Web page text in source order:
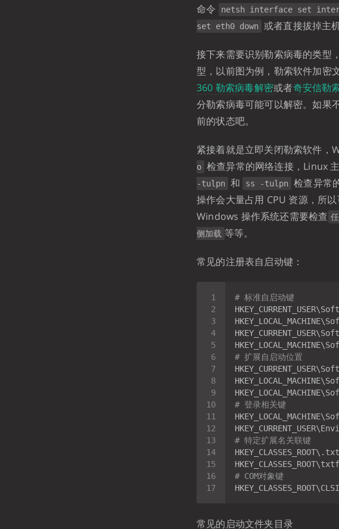
命令
netsh interface set
set eth0 down
或者直接拔掉主
接下来需要识别勒索病毒的类型
型，以前图为例，勒索软件加密
360 勒索病毒解密或者奇安信勒
分勒索病毒可能可以解密。如果
前的状态吧。
紧接着就是立即关闭勒索软件，
o 检查异常的网络连接，Linux
-tulpn
和 ss -tulpn
检查异常
操作会大量占用 CPU 资源，所
Windows 操作系统还需要检查
侧加载 等等。
常见的注册表自启动键：
# 标准自启动键
# 扩展自启动位置
# 登录相关键
# 特定扩展名关联键
# COM对象键
常见的启动文件夹目录